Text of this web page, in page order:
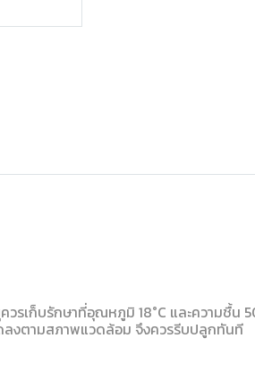
รเก็บรักษาที่อุณหภูมิ 18°C และความชื้น
ลงตามสภาพแวดล้อม จึงควรรีบปลูกทันที